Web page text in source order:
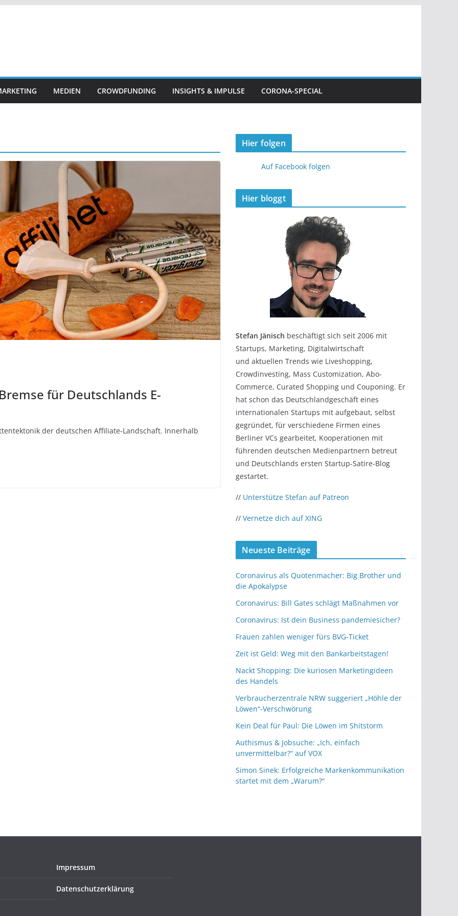
MEDIEN CROWDFUNDING INSIGHTS & IMPULSE CORONA-SPECIAL
für Deutschlands E-
der deutschen Affiliate-Landschaft. Innerhalb
Hier folgen
Auf Facebook folgen
Hier bloggt
Stefan Jänisch beschäftigt sich seit 2006 mit
Startups, Marketing, Digitalwirtschaft
und aktuellen Trends wie Liveshopping,
Crowdinvesting, Mass Customization, Abo-
Commerce, Curated Shopping und Couponing. Er
hat schon das Deutschlandgeschäft eines
internationalen Startups mit aufgebaut, selbst
gegründet, für verschiedene Firmen eines
Berliner VCs gearbeitet, Kooperationen mit
führenden deutschen Medienpartnern betreut
und Deutschlands ersten Startup-Satire-Blog
gestartet.
// Unterstütze Stefan auf Patreon
// Vernetze dich auf XING
Neueste Beiträge
Coronavirus als Quotenmacher: Big Brother und
die Apokalypse
Coronavirus: Bill Gates schlägt Maßnahmen vor
Coronavirus: Ist dein Business pandemiesicher?
Frauen zahlen weniger fürs BVG-Ticket
Zeit ist Geld: Weg mit den Bankarbeitstagen!
Nackt Shopping: Die kuriosen Marketingideen
des Handels
Verbraucherzentrale NRW suggeriert „Höhle der
Löwen“-Verschwörung
Kein Deal für Paul: Die Löwen im Shitstorm
Authismus & Jobsuche: „Ich, einfach
unvermittelbar?“ auf VOX
Simon Sinek: Erfolgreiche Markenkommunikation
startet mit dem „Warum?“
Impressum
Datenschutzerklärung